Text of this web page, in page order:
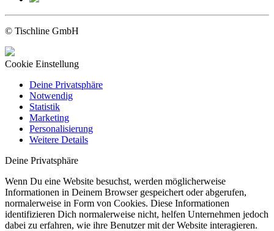
© Tischline GmbH
Cookie Einstellung
Deine Privatsphäre
Notwendig
Statistik
Marketing
Personalisierung
Weitere Details
Deine Privatsphäre
Wenn Du eine Website besuchst, werden möglicherweise
Informationen in Deinem Browser gespeichert oder abgerufen,
normalerweise in Form von Cookies. Diese Informationen
identifizieren Dich normalerweise nicht, helfen Unternehmen jedoch
dabei zu erfahren, wie ihre Benutzer mit der Website interagieren.